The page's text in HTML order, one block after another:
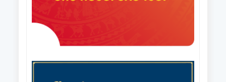
quốc gia năm 2025.
Văn bản số 187/BTV-HNCT ngày 8/7/2025 của Ban
Thường vụ Trung ương Hội NCT Việt Nam về các
nhiệm vụ trọng tâm năm 2026